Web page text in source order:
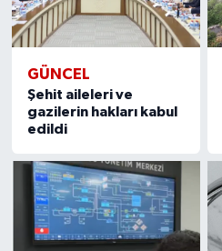
GÜNCEL
Şehit aileleri ve
gazilerin hakları kabul
edildi